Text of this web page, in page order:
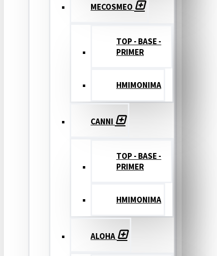
MECOSMEO
TOP - BASE -
PRIMER
ΗΜΙΜΟΝΙΜΑ
CANNI
TOP - BASE -
PRIMER
ΗΜΙΜΟΝΙΜΑ
ALOHA